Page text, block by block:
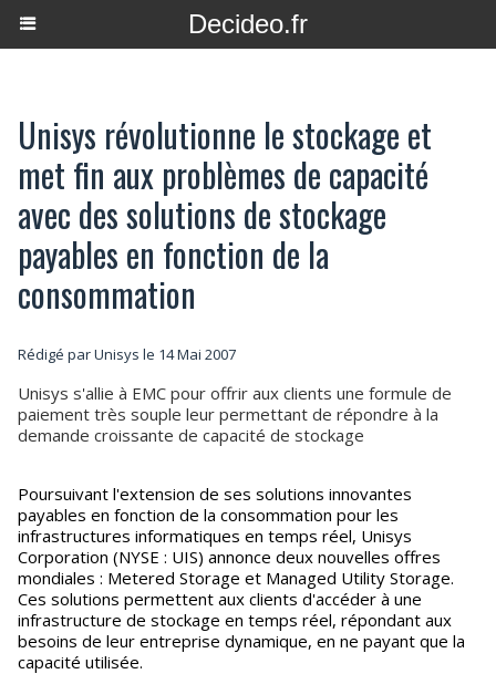
Decideo.fr
Unisys révolutionne le stockage et
met fin aux problèmes de capacité
avec des solutions de stockage
payables en fonction de la
consommation
Rédigé par Unisys le 14 Mai 2007
Unisys s'allie à EMC pour offrir aux clients une formule de
paiement très souple leur permettant de répondre à la
demande croissante de capacité de stockage
Poursuivant l'extension de ses solutions innovantes
payables en fonction de la consommation pour les
infrastructures informatiques en temps réel, Unisys
Corporation (NYSE : UIS) annonce deux nouvelles offres
mondiales : Metered Storage et Managed Utility Storage.
Ces solutions permettent aux clients d'accéder à une
infrastructure de stockage en temps réel, répondant aux
besoins de leur entreprise dynamique, en ne payant que la
capacité utilisée.